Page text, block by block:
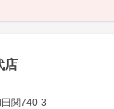
店
関740-3